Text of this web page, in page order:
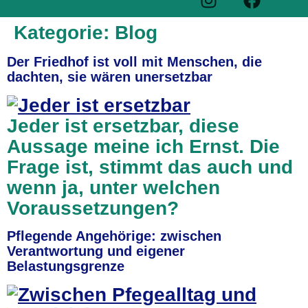
Kategorie: Blog
Der Friedhof ist voll mit Menschen, die
dachten, sie wären unersetzbar
Jeder ist ersetzbar, diese
Aussage meine ich Ernst. Die
Frage ist, stimmt das auch und
wenn ja, unter welchen
Voraussetzungen?
Pflegende Angehörige: zwischen
Verantwortung und eigener
Belastungsgrenze